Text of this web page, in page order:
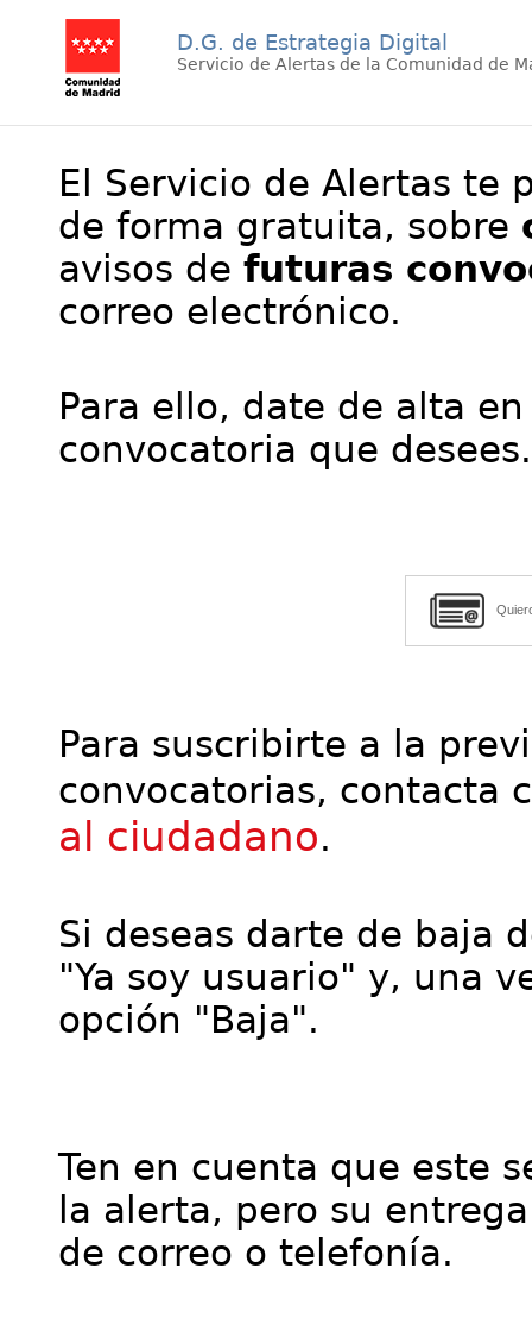
D.G. de Estrategia Digital
Servicio de Alertas de la Comunidad de
El Servicio de Alertas te
de forma gratuita, sobre
avisos de futuras
correo electrónico.
Para ello, date de alta
convocatoria que desees.
Para suscribirte a la
convocatorias, contacta
al ciudadano.
Si deseas darte de baja
"Ya soy usuario" y, una
opción "Baja".
Ten en cuenta que este
la alerta, pero su
de correo o telefonía.